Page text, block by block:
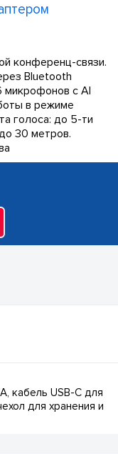
конференц-связи.
Bluetooth
микрофонов с AI
в режиме
голоса: до 5-ти
30 метров.
кабель USB-C для
для хранения и